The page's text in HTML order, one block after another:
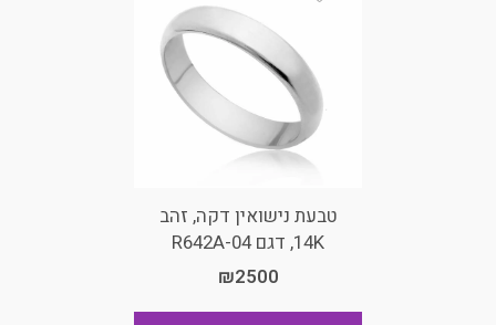
Add Wishlist
טבעת נישואין דקה, זהב
14K, דגם R642A-04
₪2500